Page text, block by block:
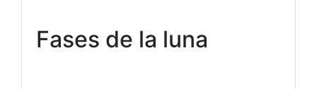
Fases de la luna